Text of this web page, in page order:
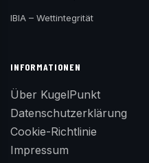
IBIA – Wettintegrität
INFORMATIONEN
Über KugelPunkt
Datenschutzerklärung
Cookie-Richtlinie
Impressum